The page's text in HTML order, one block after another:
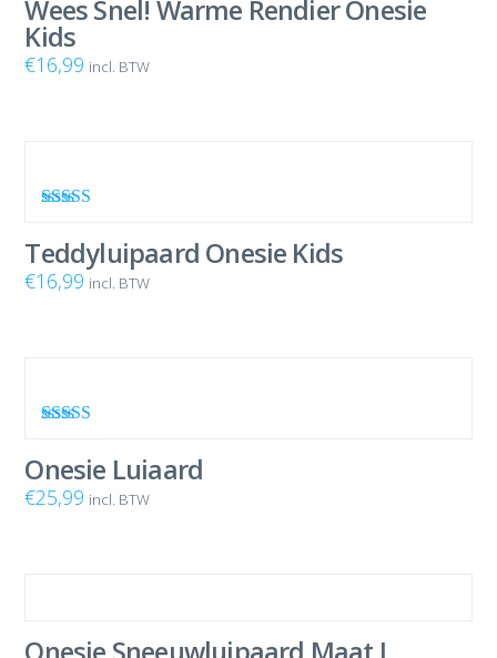
Wees Snel! Warme Rendier Onesie
Kids
€16,99 incl. BTW
4.00
uit 5
Teddyluipaard Onesie Kids
€16,99 incl. BTW
uit 5
Onesie Luiaard
€25,99 incl. BTW